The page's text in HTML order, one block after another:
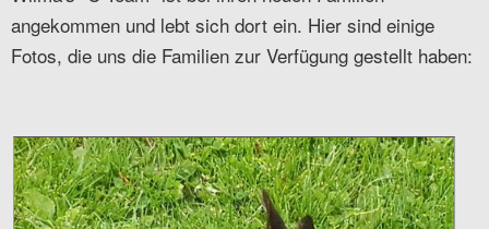
angekommen und lebt sich dort ein. Hier sind einige
Fotos, die uns die Familien zur Verfügung gestellt haben: